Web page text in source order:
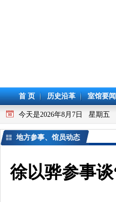
首 页 历史沿革 室馆要闻
今天是2026年8月7日 星期五
地方参事、馆员动态
徐以骅参事